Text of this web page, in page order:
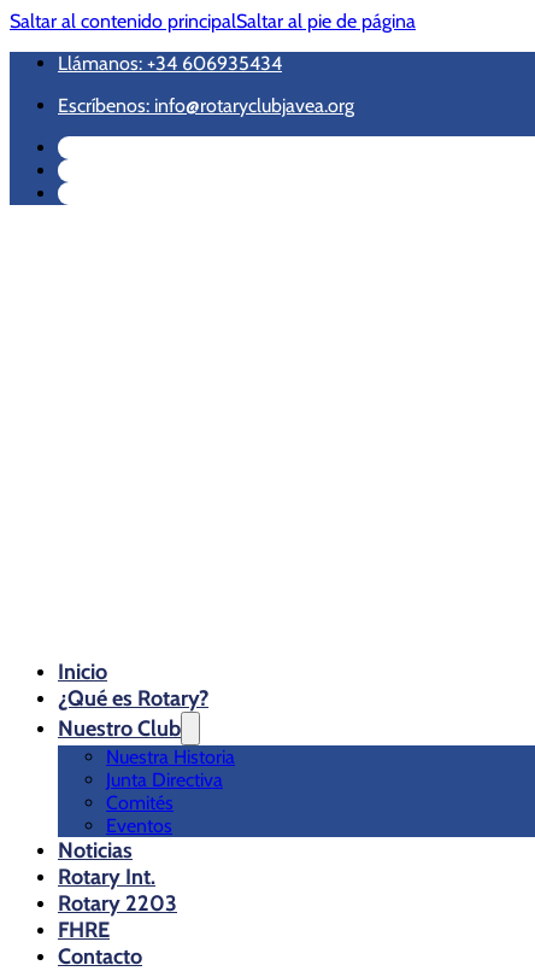
Saltar al contenido principalSaltar al pie de página
Llámanos: +34 606935434
Escríbenos: info@rotaryclubjavea.org
Inicio
¿Qué es Rotary?
Nuestro Club
Nuestra Historia
Junta Directiva
Comités
Eventos
Noticias
Rotary Int.
Rotary 2203
FHRE
Contacto